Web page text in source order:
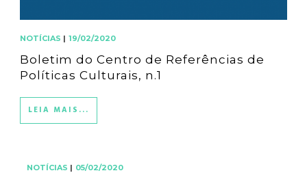
NOTÍCIAS | 19/02/2020
Boletim do Centro de Referências de
Políticas Culturais, n.1
LEIA MAIS...
NOTÍCIAS | 05/02/2020